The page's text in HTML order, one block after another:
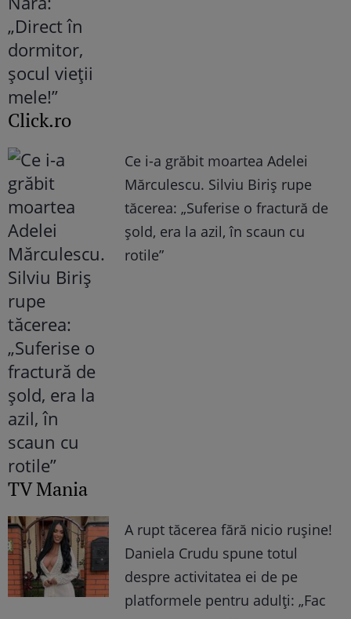
Click.ro
Ce i-a grăbit moartea Adelei
Mărculescu. Silviu Biriș rupe
tăcerea: „Suferise o fractură de
șold, era la azil, în scaun cu
rotile”
TV Mania
A rupt tăcerea fără nicio rușine!
Daniela Crudu spune totul
despre activitatea ei de pe
platformele pentru adulți: „Fac